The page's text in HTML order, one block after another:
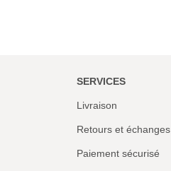
SERVICES
Livraison
Retours et échanges
Paiement sécurisé